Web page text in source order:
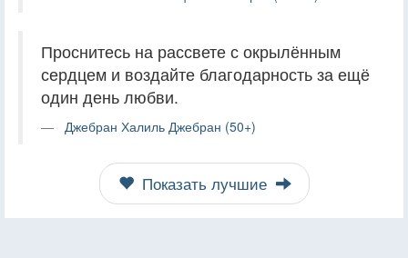
Проснитесь на рассвете с окрылённым
сердцем и воздайте благодарность за ещё
один день любви.
Джебран Халиль Джебран (50+)
Показать лучшие